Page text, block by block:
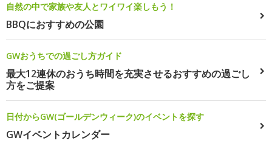
自然の中で家族や友人とワイワイ楽しもう！
BBQにおすすめの公園
GWおうちでの過ごし方ガイド
最大12連休のおうち時間を充実させるおすすめの過ごし
方をご提案
日付からGW(ゴールデンウィーク)のイベントを探す
GWイベントカレンダー